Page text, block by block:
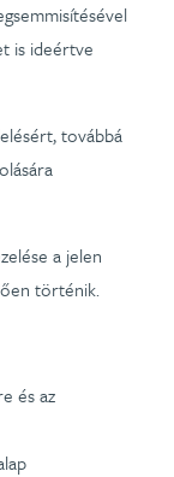
is ideértve
továbbá
a jelen
történik.
és az